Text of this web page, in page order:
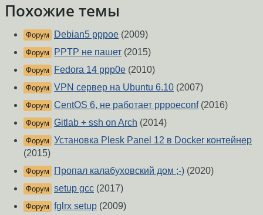
Похожие темы
Форум Debian5 pppoe (2009)
Форум PPTP не пашет (2015)
Форум Fedora 14 ppp0e (2010)
Форум VPN сервер на Ubuntu 6.10 (2007)
Форум CentOS 6, не работает pppoeconf(2016)
Форум Gitlab + ssh on Arch (2014)
Форум Установка Plesk Panel 12 в Docker контейнер
(2015)
Форум Пропал калабуховский дом ;-) (2020)
Форум setup gcc (2017)
Форум fglrx setup (2009)